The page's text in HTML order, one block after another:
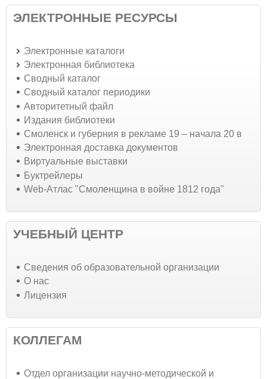
ЭЛЕКТРОННЫЕ РЕСУРСЫ
Электронные каталоги
Электронная библиотека
Сводный каталог
Сводный каталог периодики
Авторитетный файл
Издания библиотеки
Смоленск и губерния в рекламе 19 – начала 20 в
Электронная доставка документов
Виртуальные выставки
Буктрейлеры
Web-Атлас "Смоленщина в войне 1812 года"
УЧЕБНЫЙ ЦЕНТР
Cведения об образовательной организации
О нас
Лицензия
КОЛЛЕГАМ
Отдел организации научно-методической и